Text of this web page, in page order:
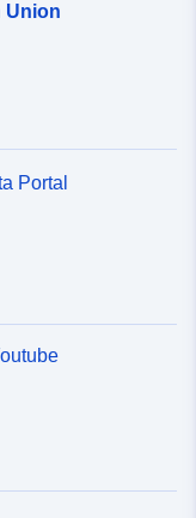
Union
Portal